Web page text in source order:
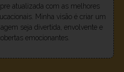
atualizada com as melhores
Minha visão é criar um
seja divertida, envolvente e
emocionantes.